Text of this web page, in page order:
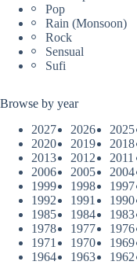
Pop
Rain (Monsoon)
Rock
Sensual
Sufi
Browse by year
2027
2026 2025
2020
2019 2018
2013
2012 2011
2006
2005 2004
1999
1998 1997
1992
1991 1990
1985
1984 1983
1978
1977 1976
1971
1970 1969
1964
1963 1962